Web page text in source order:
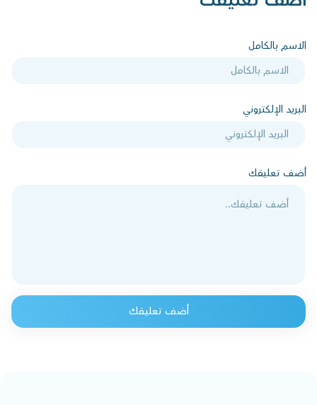
الاسم بالكامل
البريد الإلكتروني
أضف تعليقك
أضف تعليقك